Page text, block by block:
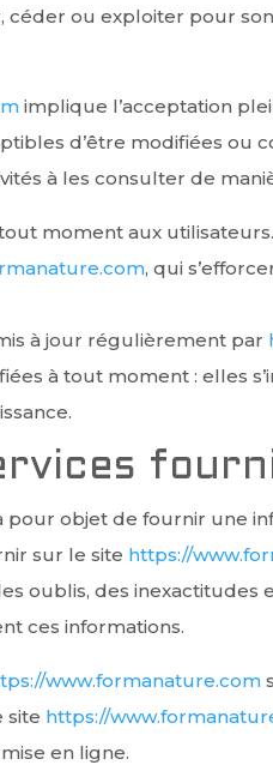
céder ou exploiter pour
implique l’acceptation
d’être modifiées
à les consulter de
moment aux
, qui
à jour régulièrement par
à tout moment : elles
pour objet de fournir une
sur le site https://
oublis, des inexactitudes
ces informations.
www.formanature.com
site https://
en ligne.